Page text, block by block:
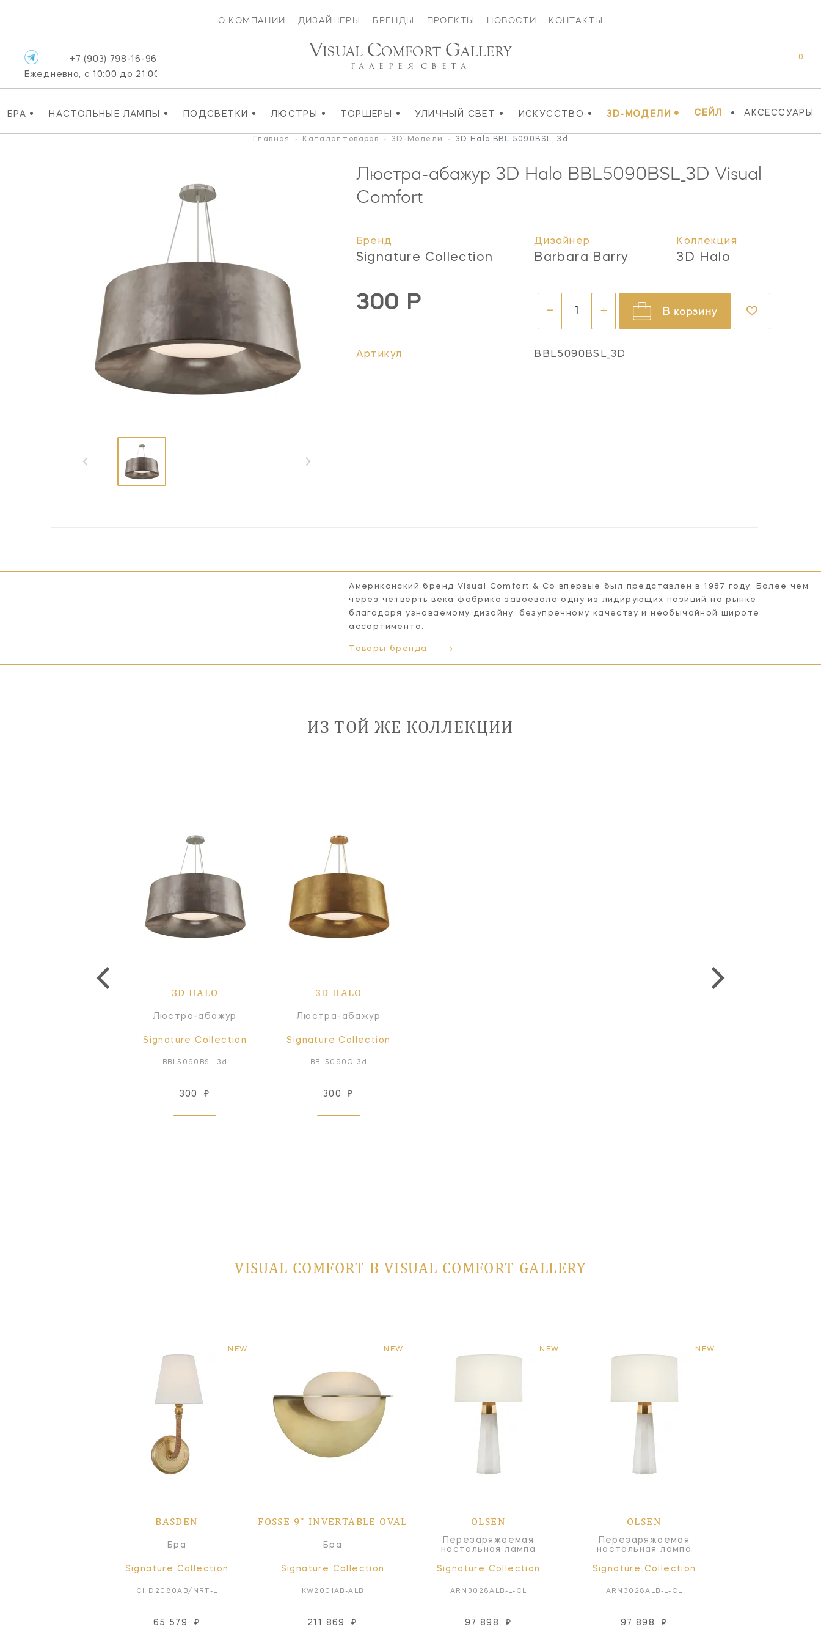
О КОМПАНИИ ДИЗАЙНЕРЫ БРЕНДЫ ПРОЕКТЫ НОВОСТИ КОНТАКТЫ
БРА • НАСТОЛЬНЫЕ ЛАМПЫ • ПОДСВЕТКИ • ЛЮСТРЫ • ТОРШЕРЫ • УЛИЧНЫЙ СВЕТ • ИСКУССТВО • 3D-МОДЕЛИ • СЕЙЛ • АКСЕССУАРЫ
+7 (903) 798-16-96
Ежедневно, с 10:00 до 21:00
0
VISUAL COMFORT GALLERY
ГАЛЕРЕЯ СВЕТА
Главная - Каталог товаров - 3D-Модели - 3D Halo BBL 5090BSL_ 3d
Люстра-абажур 3D Halo BBL5090BSL_3D Visual
Comfort
Бренд
Signature Collection
Дизайнер
Barbara Barry
Коллекция
3D Halo
300 Р В корзину
Артикул BBL5090BSL_3D
Американский бренд Visual Comfort & Co впервые был представлен в 1987 году. Более чем
через четверть века фабрика завоевала одну из лидирующих позиций на рынке
благодаря узнаваемому дизайну, безупречному качеству и необычайной широте
ассортимента.
Товары бренда
ИЗ ТОЙ ЖЕ КОЛЛЕКЦИИ
3D HALO
Люстра-абажур
Signature Collection
BBL5090BSL_3d
300 ₽
3D HALO
Люстра-абажур
Signature Collection
BBL5090G_3d
300 ₽
VISUAL COMFORT В VISUAL COMFORT GALLERY
NEW
BASDEN
Бра
Signature Collection
CHD2080AB/NRT-L
65 579 ₽
NEW
FOSSE 9" INVERTABLE OVAL
Бра
Signature Collection
KW2001AB-ALB
211 869 ₽
NEW
OLSEN
Перезаряжаемая
настольная лампа
Signature Collection
ARN3028ALB-L-CL
97 898 ₽
NEW
OLSEN
Перезаряжаемая
настольная лампа
Signature Collection
ARN3028ALB-L-CL
97 898 ₽